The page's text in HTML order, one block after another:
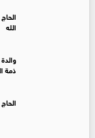
الله
ذمة